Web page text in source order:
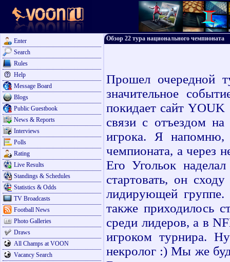
Enter
Search
Rules
Help
Message Board
Blogs
Public Guestbook
News & Reports
Interviews
Polls
Rating
Live Results
Standings & Schedules
Statistics & Odds
TV Broadcasts
Football News
Photo Galleries
Draws
All Champs at VOON
Vacancy Search
Обзор 22 тура национального чемпионата
Прошел очередной
значительное
покидает сайт
связи с отъездом
игрока. Я
чемпионата, а через
Его Угольок
стартовать, он
лидирующей
также приходилось
среди лидеров, а в
игроком турнира.
некролог :) Мы же